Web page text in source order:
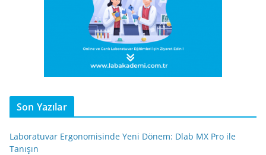
Son Yazılar
Laboratuvar Ergonomisinde Yeni Dönem: Dlab MX Pro ile
Tanışın